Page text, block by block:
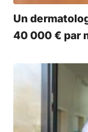
Un
40 000 € par